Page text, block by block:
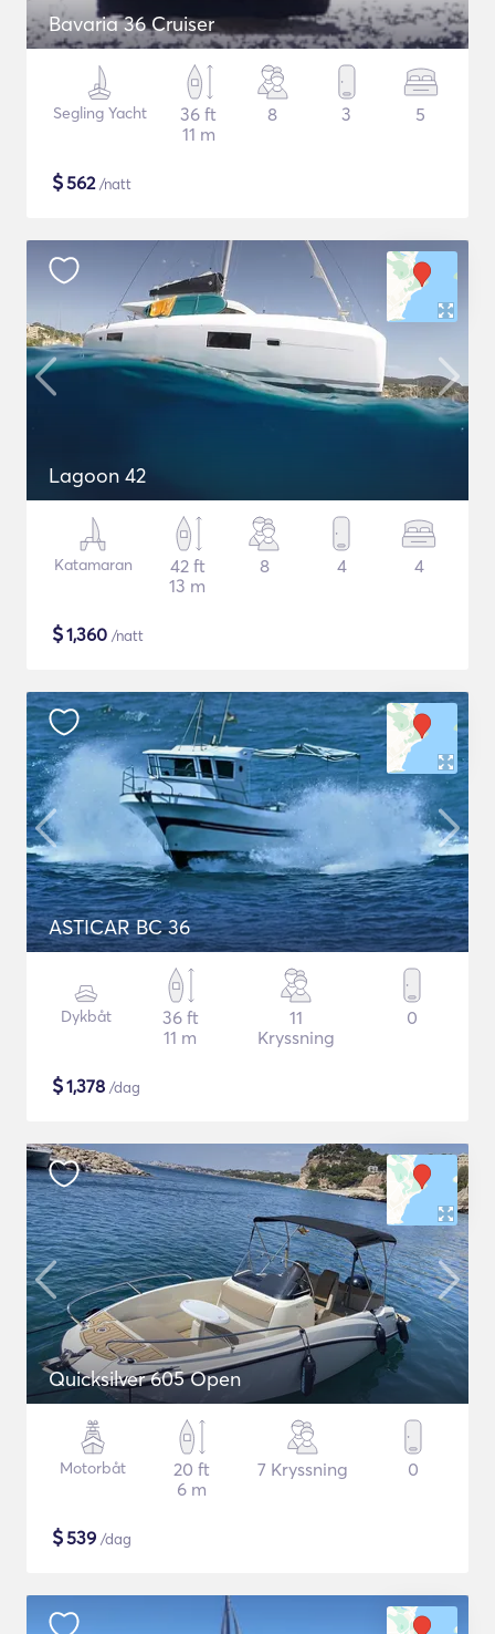
Bavaria 36 Cruiser
Segling Yacht
36 ft
11 m
8 3 5
$562/natt
Lagoon 42
Katamaran
42 ft
13 m
8 4 4
$1,360 /natt
ASTICAR BC 36
Dykbåt
36 ft
11 m
11
Kryssning
0
$1,378 /dag
Quicksilver 605 Open
Motorbåt
20 ft
6 m
7 Kryssning 0
$539 /dag